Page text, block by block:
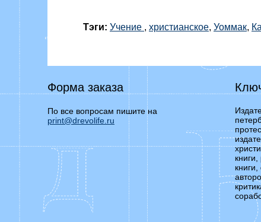
Тэги: Учение , христианское, Уоммак,
Форма заказа
По все вопросам пишите на
print@drevolife.ru